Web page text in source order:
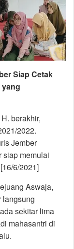
Siap Cetak
berakhir,
2022.
Jember
siap memulai
6/2021]
Aswaja,
langsung
sekitar lima
mahasantri di